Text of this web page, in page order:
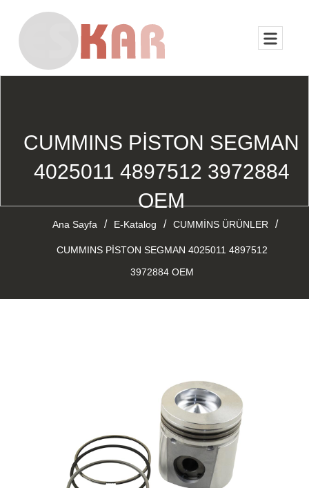
CUMMINS PİSTON SEGMAN
4025011 4897512 3972884
OEM
Ana Sayfa / E-Katalog / CUMMİNS ÜRÜNLER /
CUMMINS PİSTON SEGMAN 4025011 4897512
3972884 OEM